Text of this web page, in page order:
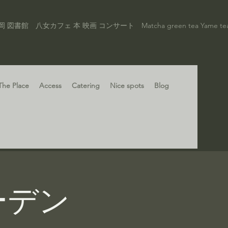
八女カフェ 本 映画 コンサート Matcha green tea Yame tea
Place Access Catering Nice spots Blog
ン